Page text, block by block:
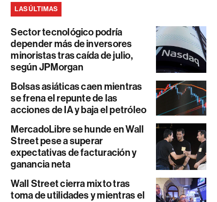
LAS ÚLTIMAS
Sector tecnológico podría
depender más de inversores
minoristas tras caída de julio,
según JPMorgan
Bolsas asiáticas caen mientras
se frena el repunte de las
acciones de IA y baja el petróleo
MercadoLibre se hunde en Wall
Street pese a superar
expectativas de facturación y
ganancia neta
Wall Street cierra mixto tras
toma de utilidades y mientras el